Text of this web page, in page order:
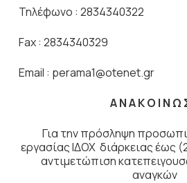
Τηλέφωνο : 2834340322
Fax : 2834340329
Email : perama1@otenet.gr
Α Ν Α Κ Ο Ι Ν Ω
Για την πρόσληψη
εργασίας ΙΔΟΧ διάρκειας έως
αντιμετώπιση
αναγκών